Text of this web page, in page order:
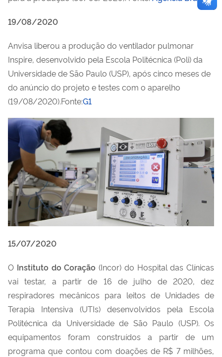
19/08/2020
Anvisa liberou a produção do ventilador pulmonar
Inspire, desenvolvido pela Escola Politécnica (Poli) da
Universidade de São Paulo (USP), após cinco meses de
do anúncio do projeto e testes com o aparelho
(19/08/2020).Fonte:G1
15/07/2020
O Instituto do Coração (Incor) do Hospital das Clínicas
vai testar, a partir de 16 de julho de 2020, dez
respiradores mecânicos para leitos de Unidades de
Terapia Intensiva (UTIs) desenvolvidos pela Escola
Politécnica da Universidade de São Paulo (USP). Os
equipamentos foram construídos a partir de um
programa que contou com doações de R$ 7 milhões,